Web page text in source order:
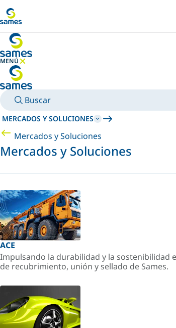
MENÚ
OCULTAR MENÚ
Buscar
MERCADOS Y SOLUCIONES
Mercados y Soluciones
Mercados y Soluciones
ACE
Impulsando la durabilidad y la sostenibilidad
de recubrimiento, unión y sellado de Sames.